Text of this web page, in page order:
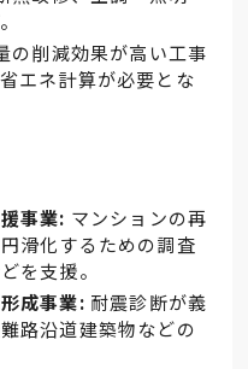
の削減効果が高い工事
エネ計算が必要とな
事業: マンションの再
滑化するための調査
を支援。
成事業: 耐震診断が義
路沿道建築物などの